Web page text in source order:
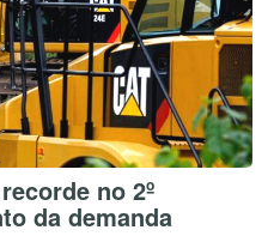
no 2º
da demanda